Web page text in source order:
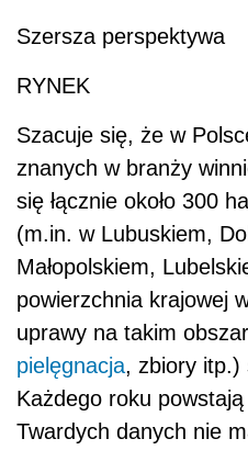
Szersza perspektywa
RYNEK
Szacuje się, że w
znanych w branży
się łącznie około 300
(m.in. w Lubuskiem,
Małopolskiem,
powierzchnia krajowej
uprawy na takim
pielęgnacja, zbiory itp.)
Każdego roku
Twardych danych nie